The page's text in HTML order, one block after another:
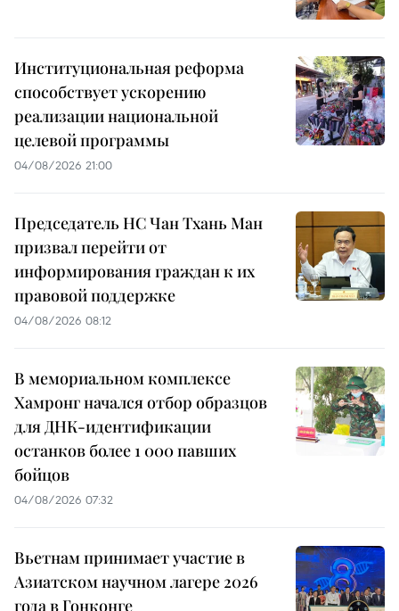
Институциональная реформа
способствует ускорению
реализации национальной
целевой программы
04/08/2026 21:00
Председатель НС Чан Тхань Ман
призвал перейти от
информирования граждан к их
правовой поддержке
04/08/2026 08:12
В мемориальном комплексе
Хамронг начался отбор образцов
для ДНК-идентификации
останков более 1 000 павших
бойцов
04/08/2026 07:32
Вьетнам принимает участие в
Азиатском научном лагере 2026
года в Гонконге